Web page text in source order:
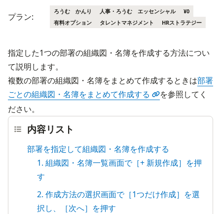
プラン:
ろうむ かんり 人事・ろうむ エッセンシャル
¥0
有料オプション
タレントマネジメント HRストラテジー
指定した1つの部署の組織図・名簿を作成する方法につい
て説明します。
複数の部署の組織図・名簿をまとめて作成するときは部署
ごとの組織図・名簿をまとめて作成する
を参照してく
ださい。
内容リスト
部署を指定して組織図・名簿を作成する
1. 組織図・名簿一覧画面で［+ 新規作成］を押
す
2. 作成方法の選択画面で［1つだけ作成］を選
択し、［次へ］を押す